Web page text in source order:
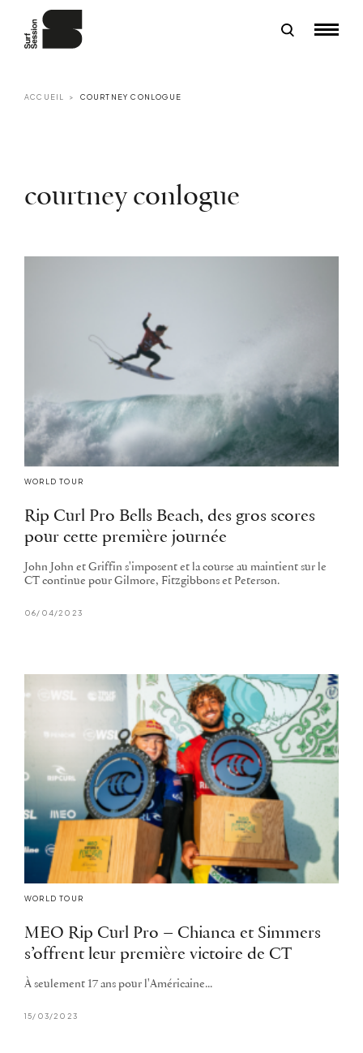
ACCUEIL COURTNEY CONLOGUE
courtney conlogue
WORLD TOUR
Rip Curl Pro Bells Beach, des gros scores
pour cette première journée
John John et Griffin s'imposent et la course au maintient sur le
CT continue pour Gilmore, Fitzgibbons et Peterson.
06/04/2023
WORLD TOUR
MEO Rip Curl Pro – Chianca et Simmers
s’offrent leur première victoire de CT
À seulement 17 ans pour l'Américaine...
15/03/2023